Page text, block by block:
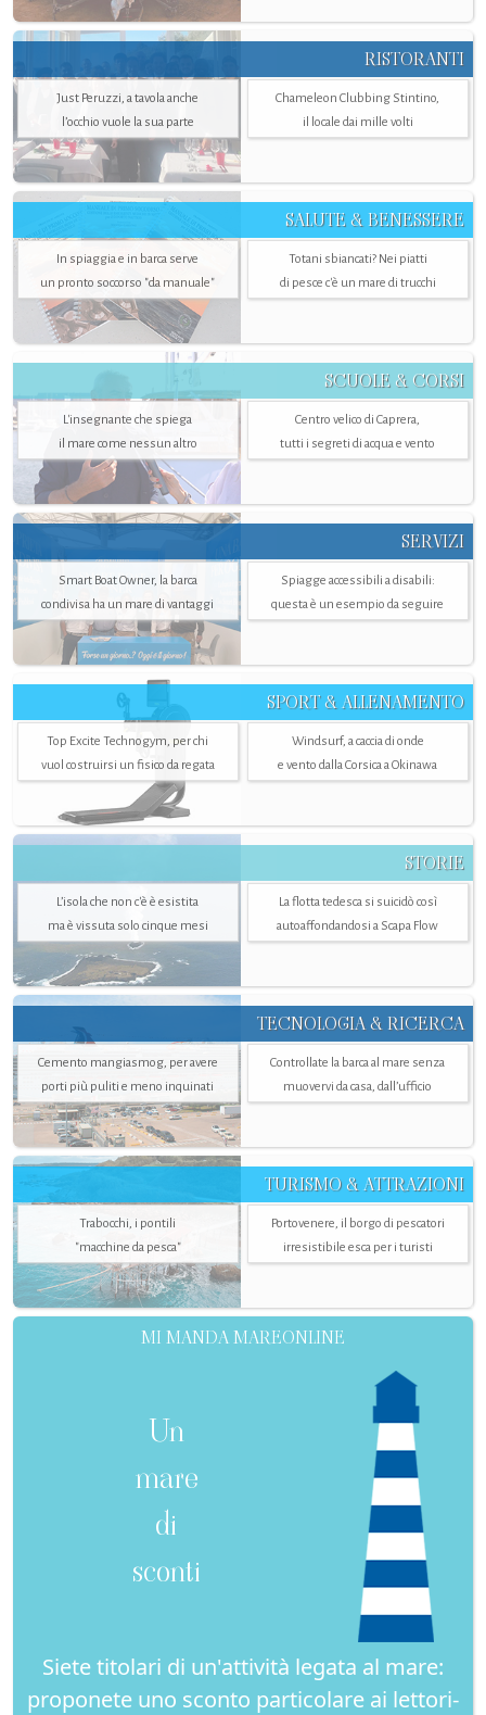
RISTORANTI
Just Peruzzi, a tavola anche
l’occhio vuole la sua parte
Chameleon Clubbing Stintino,
il locale dai mille volti
SALUTE & BENESSERE
In spiaggia e in barca serve
un pronto soccorso "da manuale"
Totani sbiancati? Nei piatti
di pesce c'è un mare di trucchi
SCUOLE & CORSI
L'insegnante che spiega
il mare come nessun altro
Centro velico di Caprera,
tutti i segreti di acqua e vento
SERVIZI
Smart Boat Owner, la barca
condivisa ha un mare di vantaggi
Spiagge accessibili a disabili:
questa è un esempio da seguire
SPORT & ALLENAMENTO
Top Excite Technogym, per chi
vuol costruirsi un fisico da regata
Windsurf, a caccia di onde
e vento dalla Corsica a Okinawa
STORIE
L’isola che non c'è è esistita
ma è vissuta solo cinque mesi
La flotta tedesca si suicidò così
autoaffondandosi a Scapa Flow
TECNOLOGIA & RICERCA
Cemento mangiasmog, per avere
porti più puliti e meno inquinati
Controllate la barca al mare senza
muovervi da casa, dall’ufficio
TURISMO & ATTRAZIONI
Trabocchi, i pontili
"macchine da pesca"
Portovenere, il borgo di pescatori
irresistibile esca per i turisti
MI MANDA MAREONLINE
Un
mare
di
sconti
Siete titolari di un'attività legata al mare:
proponete uno sconto particolare ai lettori-